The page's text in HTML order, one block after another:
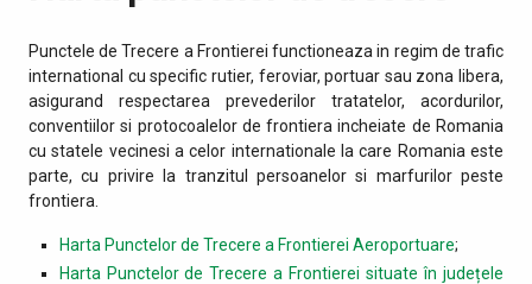
Punctele de Trecere a Frontierei functioneaza in regim de trafic
international cu specific rutier, feroviar, portuar sau zona libera,
asigurand respectarea prevederilor tratatelor, acordurilor,
conventiilor si protocoalelor de frontiera incheiate de Romania
cu statele vecinesi a celor internationale la care Romania este
parte, cu privire la tranzitul persoanelor si marfurilor peste
frontiera.
Harta Punctelor de Trecere a Frontierei Aeroportuare;
Harta Punctelor de Trecere a Frontierei situate în județele